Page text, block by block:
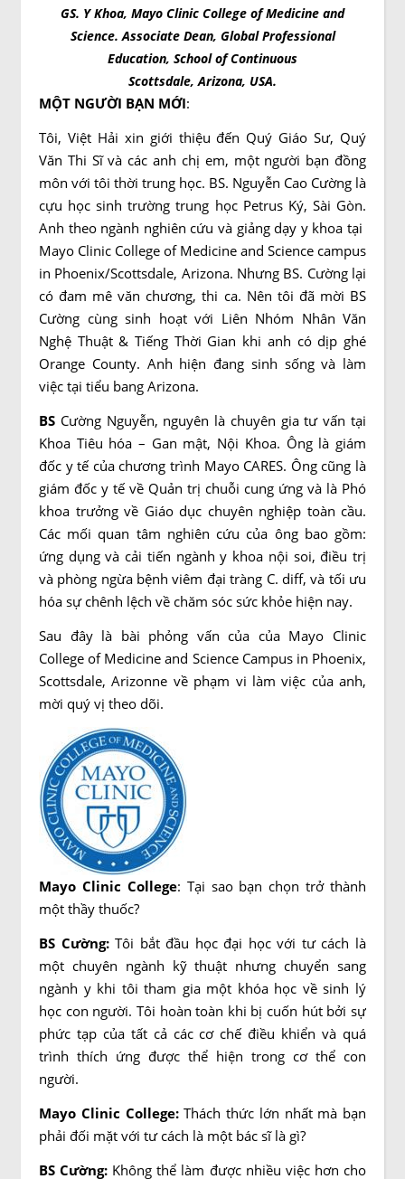
GS. Y Khoa, Mayo Clinic College of Medicine and
Science. Associate Dean, Global Professional
Education, School of Continuous
Scottsdale, Arizona, USA.
MỘT NGƯỜI BẠN MỚI:
Tôi, Việt Hải xin giới thiệu đến Quý Giáo Sư, Quý
Văn Thi Sĩ và các anh chị em, một người bạn đồng
môn với tôi thời trung học. BS. Nguyễn Cao Cường là
cựu học sinh trường trung học Petrus Ký, Sài Gòn.
Anh theo ngành nghiên cứu và giảng dạy y khoa tại
Mayo Clinic College of Medicine and Science campus
in Phoenix/Scottsdale, Arizona. Nhưng BS. Cường lại
có đam mê văn chương, thi ca. Nên tôi đã mời BS
Cường cùng sinh hoạt với Liên Nhóm Nhân Văn
Nghệ Thuật & Tiếng Thời Gian khi anh có dịp ghé
Orange County. Anh hiện đang sinh sống và làm
việc tại tiểu bang Arizona.
BS Cường Nguyễn, nguyên là chuyên gia tư vấn tại
Khoa Tiêu hóa – Gan mật, Nội Khoa. Ông là giám
đốc y tế của chương trình Mayo CARES. Ông cũng là
giám đốc y tế về Quản trị chuỗi cung ứng và là Phó
khoa trưởng về Giáo dục chuyên nghiệp toàn cầu.
Các mối quan tâm nghiên cứu của ông bao gồm:
ứng dụng và cải tiến ngành y khoa nội soi, điều trị
và phòng ngừa bệnh viêm đại tràng C. diff, và tối ưu
hóa sự chênh lệch về chăm sóc sức khỏe hiện nay.
Sau đây là bài phỏng vấn của của Mayo Clinic
College of Medicine and Science Campus in Phoenix,
Scottsdale, Arizonne về phạm vi làm việc của anh,
mời quý vị theo dõi.
Mayo Clinic College: Tại sao bạn chọn trở thành
một thầy thuốc?
BS Cường:Tôi bắt đầu học đại học với tư cách là
một chuyên ngành kỹ thuật nhưng chuyển sang
ngành y khi tôi tham gia một khóa học về sinh lý
học con người. Tôi hoàn toàn khi bị cuốn hút bởi sự
phức tạp của tất cả các cơ chế điều khiển và quá
trình thích ứng được thể hiện trong cơ thể con
người.
Mayo Clinic College:Thách thức lớn nhất mà bạn
phải đối mặt với tư cách là một bác sĩ là gì?
BS Cường: Không thể làm được nhiều việc hơn cho